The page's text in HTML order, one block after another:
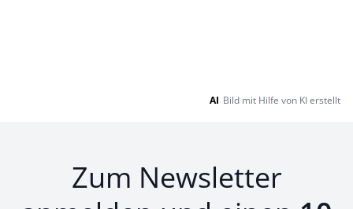
AI Bild mit Hilfe von KI erstellt
Zum Newsletter